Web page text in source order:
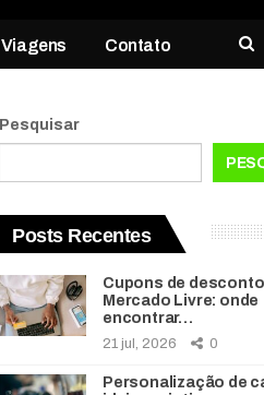
Viagens Contato
Pesquisar
Posts Recentes
Cupons de
Mercado Livre: onde
encontrar…
21 jul, 2026 0
Personalização de